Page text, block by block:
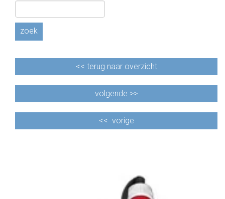
zoek
<< terug naar overzicht
volgende >>
<< vorige